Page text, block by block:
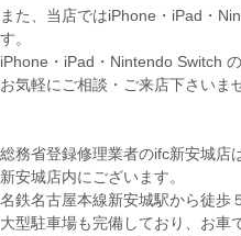
また、当店ではiPhone・iPad・
す。
iPhone・iPad・Nintendo Switch
お気軽にご相談・ご来店下さいま
総務省登録修理業者のifc新安城店
新安城店内にございます。
名鉄名古屋本線新安城駅から徒歩
大型駐車場も完備しており、お車